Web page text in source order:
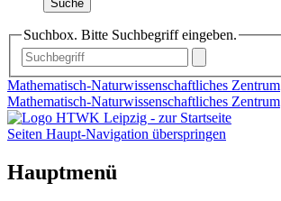
Suche
Suchbox. Bitte Suchbegriff eingeben.
Mathematisch-Naturwissenschaftliches Zentrum
Mathematisch-Naturwissenschaftliches Zentrum
Seiten Haupt-Navigation überspringen
Hauptmenü